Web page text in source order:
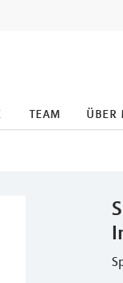
team über